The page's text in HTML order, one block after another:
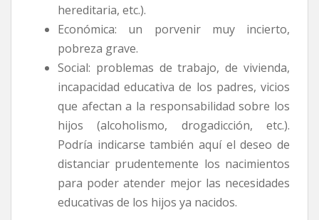
hereditaria, etc.).
Económica: un porvenir muy incierto,
pobreza grave.
Social: problemas de trabajo, de vivienda,
incapacidad educativa de los padres, vicios
que afectan a la responsabilidad sobre los
hijos (alcoholismo, drogadicción, etc.).
Podría indicarse también aquí el deseo de
distanciar prudentemente los nacimientos
para poder atender mejor las necesidades
educativas de los hijos ya nacidos.